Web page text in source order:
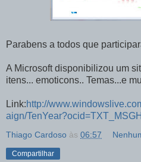
Parabens a todos que
A Microsoft disponibilizou um
itens... emoticons.. Temas...e
Link:http://
aign/
Thiago Cardoso às 06:57
Compartilhar